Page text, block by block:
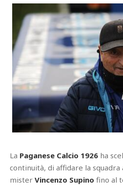
La Paganese Calcio 1926 ha
continuità, di affidare la
mister Vincenzo Supino fino al